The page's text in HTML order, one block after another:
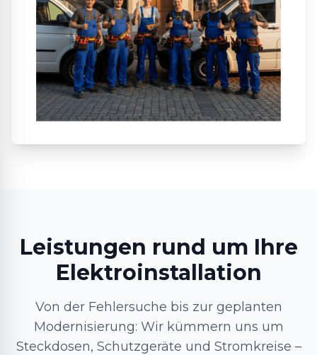
Leistungen rund um Ihre
Elektroinstallation
Von der Fehlersuche bis zur geplanten
Modernisierung: Wir kümmern uns um
Steckdosen, Schutzgeräte und Stromkreise –